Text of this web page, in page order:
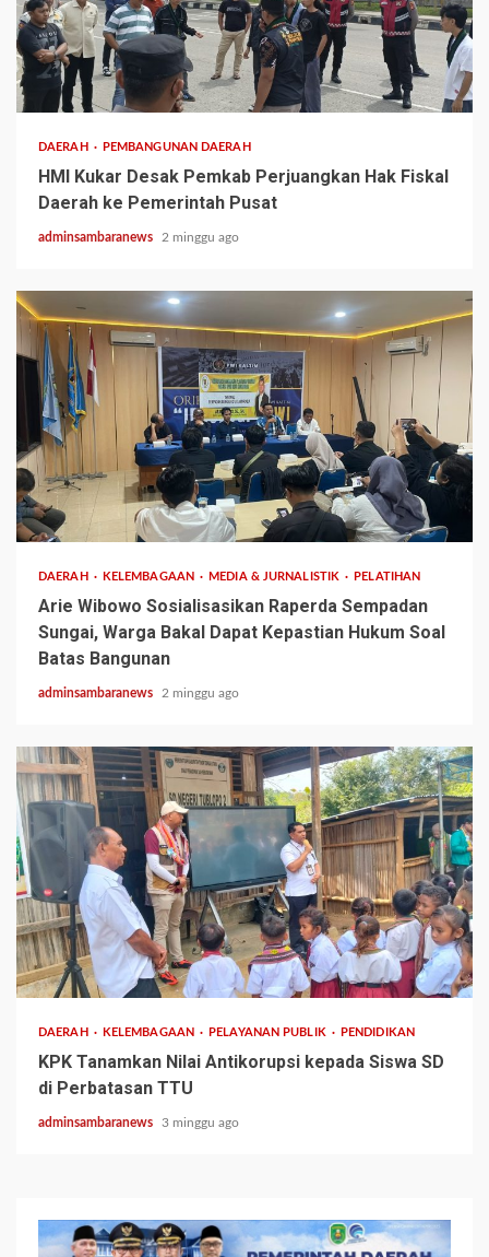
2 min read
DAERAH PEMBANGUNAN DAERAH
HMI Kukar Desak Pemkab Perjuangkan Hak Fiskal
Daerah ke Pemerintah Pusat
adminsambaranews 2 minggu ago
2 min read
DAERAH KELEMBAGAAN MEDIA & JURNALISTIK PELATIHAN
Arie Wibowo Sosialisasikan Raperda Sempadan
Sungai, Warga Bakal Dapat Kepastian Hukum Soal
Batas Bangunan
adminsambaranews 2 minggu ago
3 min read
DAERAH KELEMBAGAAN PELAYANAN PUBLIK PENDIDIKAN
KPK Tanamkan Nilai Antikorupsi kepada Siswa SD
di Perbatasan TTU
adminsambaranews 3 minggu ago